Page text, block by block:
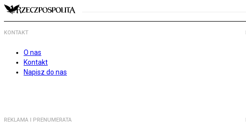
KONTAKT
O nas
Kontakt
Napisz do nas
REKLAMA I PRENUMERATA